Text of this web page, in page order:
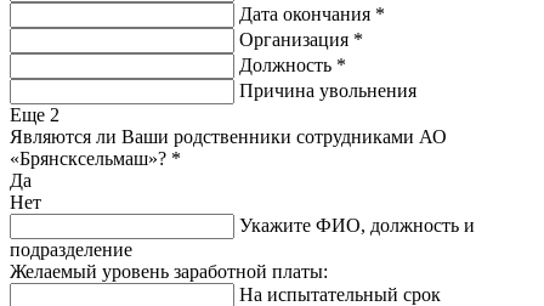
Дата окончания *
Организация *
Должность *
Причина увольнения
Еще 2
Являются ли Ваши родственники сотрудниками АО
«Брянсксельмаш»? *
Да
Нет
Укажите ФИО, должность и
подразделение
Желаемый уровень заработной платы:
На испытательный срок